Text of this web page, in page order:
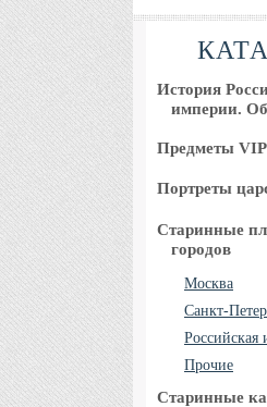
История
империи.
Предметы VIP
Портреты
Старинные
городов
Москва
Санкт-
Российская
Прочие
Старинные